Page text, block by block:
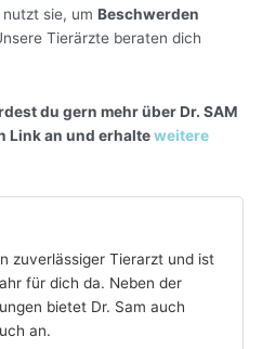
nutzt sie, umBeschwerden
Tierärzte beraten dich
du gern mehr über Dr. SAM
Link an und erhalteweitere
zuverlässiger Tierarzt und ist
für dich da. Neben der
bietet Dr. Sam auch
an.